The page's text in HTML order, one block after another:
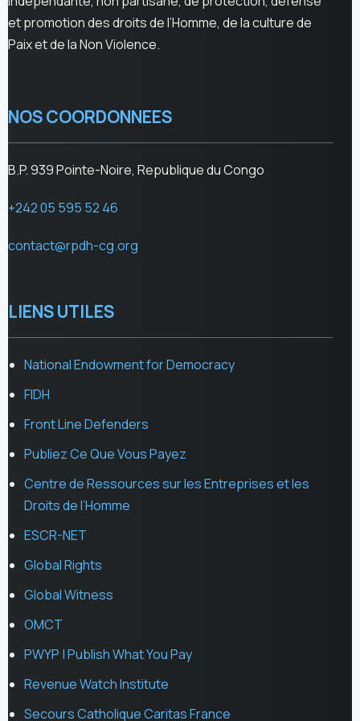
et promotion des droits de l’Homme, de la culture de
Paix et de la Non Violence.
NOS COORDONNEES
B.P. 939 Pointe-Noire, Republique du Congo
+242 05 595 52 46
contact@rpdh-cg.org
LIENS UTILES
National Endowment for Democracy
FIDH
Front Line Defenders
Publiez Ce Que Vous Payez
Centre de Ressources sur les Entreprises et les
Droits de l’Homme
ESCR-NET
Global Rights
Global Witness
OMCT
PWYP | Publish What You Pay
Revenue Watch Institute
Secours Catholique Caritas France